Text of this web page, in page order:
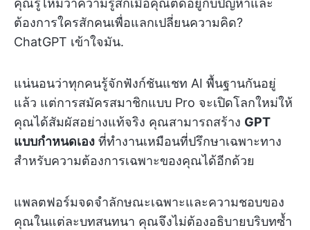
คุณรู้ไหมว่าความรู้สึกเมื่อคุณติดอยู่กับปัญหาและ
ต้องการใครสักคนเพื่อแลกเปลี่ยนความคิด?
ChatGPT เข้าใจมัน.
แน่นอนว่าทุกคนรู้จักฟังก์ชันแชท AI พื้นฐานกันอยู่
แล้ว แต่การสมัครสมาชิกแบบ Pro จะเปิดโลกใหม่ให้
คุณได้สัมผัสอย่างแท้จริง คุณสามารถสร้าง GPT
แบบกำหนดเอง ที่ทำงานเหมือนที่ปรึกษาเฉพาะทาง
สำหรับความต้องการเฉพาะของคุณได้อีกด้วย
แพลตฟอร์มจดจำลักษณะเฉพาะและความชอบของ
คุณในแต่ละบทสนทนา คุณจึงไม่ต้องอธิบายบริบทซ้ำ